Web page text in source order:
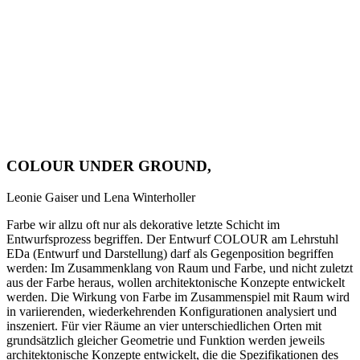
COLOUR UNDER GROUND,
Leonie Gaiser und Lena Winterholler
Farbe wir allzu oft nur als dekorative letzte Schicht im
Entwurfsprozess begriffen. Der Entwurf COLOUR am Lehrstuhl
EDa (Entwurf und Darstellung) darf als Gegenposition begriffen
werden: Im Zusammenklang von Raum und Farbe, und nicht zuletzt
aus der Farbe heraus, wollen architektonische Konzepte entwickelt
werden. Die Wirkung von Farbe im Zusammenspiel mit Raum wird
in variierenden, wiederkehrenden Konfigurationen analysiert und
inszeniert. Für vier Räume an vier unterschiedlichen Orten mit
grundsätzlich gleicher Geometrie und Funktion werden jeweils
architektonische Konzepte entwickelt, die die Spezifikationen des